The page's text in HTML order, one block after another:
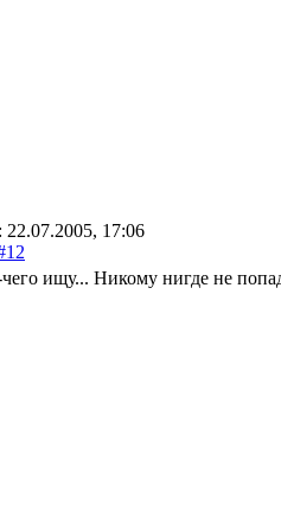
17:06
ищу... Никому нигде не